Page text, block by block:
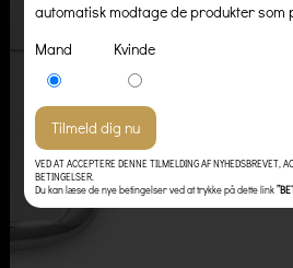
automatisk modtage de produkter som
Mand
Kvinde
VED AT ACCEPTERE DENNE TILMELDING AF NYHEDSBREVET,
BETINGELSER.
Du kan læse de nye betingelser ved at trykke på dette link